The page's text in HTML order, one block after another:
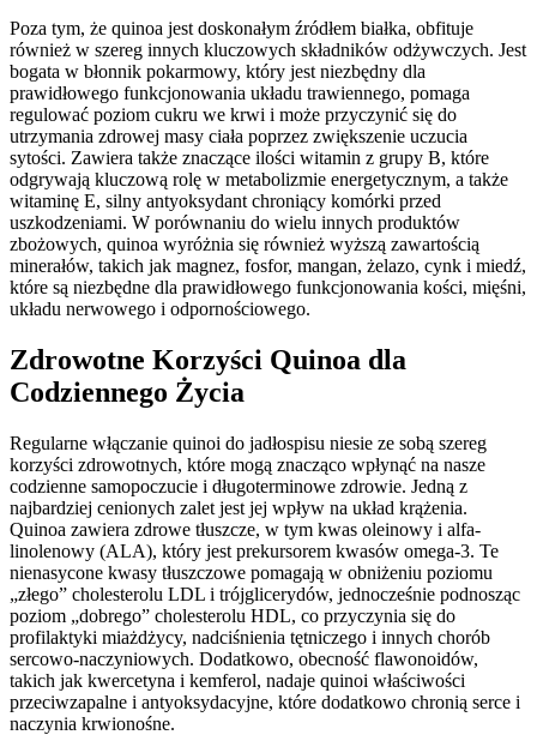
Poza tym, że quinoa jest doskonałym źródłem białka, obfituje
również w szereg innych kluczowych składników odżywczych. Jest
bogata w błonnik pokarmowy, który jest niezbędny dla
prawidłowego funkcjonowania układu trawiennego, pomaga
regulować poziom cukru we krwi i może przyczynić się do
utrzymania zdrowej masy ciała poprzez zwiększenie uczucia
sytości. Zawiera także znaczące ilości witamin z grupy B, które
odgrywają kluczową rolę w metabolizmie energetycznym, a także
witaminę E, silny antyoksydant chroniący komórki przed
uszkodzeniami. W porównaniu do wielu innych produktów
zbożowych, quinoa wyróżnia się również wyższą zawartością
minerałów, takich jak magnez, fosfor, mangan, żelazo, cynk i miedź,
które są niezbędne dla prawidłowego funkcjonowania kości, mięśni,
układu nerwowego i odpornościowego.
Zdrowotne Korzyści Quinoa dla
Codziennego Życia
Regularne włączanie quinoi do jadłospisu niesie ze sobą szereg
korzyści zdrowotnych, które mogą znacząco wpłynąć na nasze
codzienne samopoczucie i długoterminowe zdrowie. Jedną z
najbardziej cenionych zalet jest jej wpływ na układ krążenia.
Quinoa zawiera zdrowe tłuszcze, w tym kwas oleinowy i alfa-
linolenowy (ALA), który jest prekursorem kwasów omega-3. Te
nienasycone kwasy tłuszczowe pomagają w obniżeniu poziomu
„złego” cholesterolu LDL i trójglicerydów, jednocześnie podnosząc
poziom „dobrego” cholesterolu HDL, co przyczynia się do
profilaktyki miażdżycy, nadciśnienia tętniczego i innych chorób
sercowo-naczyniowych. Dodatkowo, obecność flawonoidów,
takich jak kwercetyna i kemferol, nadaje quinoi właściwości
przeciwzapalne i antyoksydacyjne, które dodatkowo chronią serce i
naczynia krwionośne.